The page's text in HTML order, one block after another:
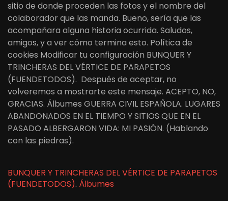
sitio de donde proceden las fotos y el nombre del
colaborador que las manda. Bueno, sería que las
acompañara alguna historia ocurrida. Saludos,
amigos, y a ver cómo termina esto. Política de
cookies Modificar tu configuración BUNQUER Y
TRINCHERAS DEL VÉRTICE DE PARAPETOS
(FUENDETODOS). Después de aceptar, no
volveremos a mostrarte este mensaje. ACEPTO, NO,
GRACIAS. Álbumes GUERRA CIVIL ESPAÑOLA. LUGARES
ABANDONADOS EN EL TIEMPO Y SITIOS QUE EN EL
PASADO ALBERGARON VIDA: MI PASIÓN. (Hablando
con las piedras).
BUNQUER Y TRINCHERAS DEL VÉRTICE DE PARAPETOS
(FUENDETODOS). Álbumes